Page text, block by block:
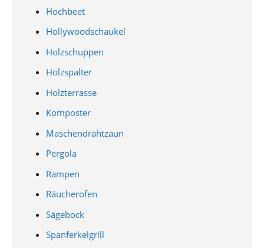
Hochbeet
Hollywoodschaukel
Holzschuppen
Holzspalter
Holzterrasse
Komposter
Maschendrahtzaun
Pergola
Rampen
Räucherofen
Sägebock
Spanferkelgrill